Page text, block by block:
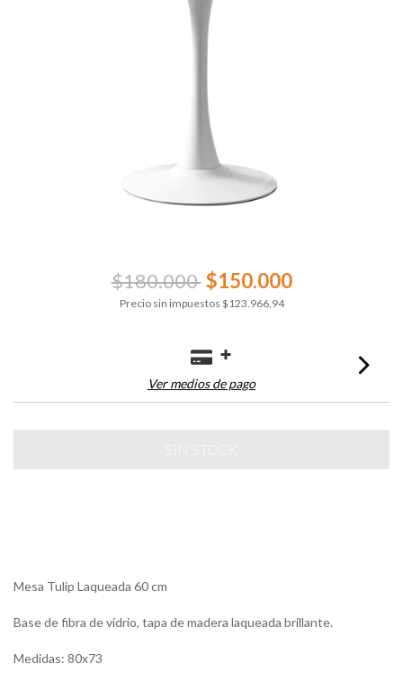
$180.000 $150.000
Precio sin impuestos $123.966,94
Ver medios de pago
Mesa Tulip Laqueada 60 cm
Base de fibra de vidrio, tapa de madera laqueada brillante.
Medidas: 80x73